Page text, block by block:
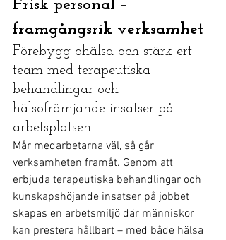
Frisk personal –
framgångsrik verksamhet
Förebygg ohälsa och stärk ert
team med terapeutiska
behandlingar och
hälsofrämjande insatser på
arbetsplatsen
Mår medarbetarna väl, så går
verksamheten framåt. Genom att
erbjuda terapeutiska behandlingar och
kunskapshöjande insatser på jobbet
skapas en arbetsmiljö där människor
kan prestera hållbart – med både hälsa